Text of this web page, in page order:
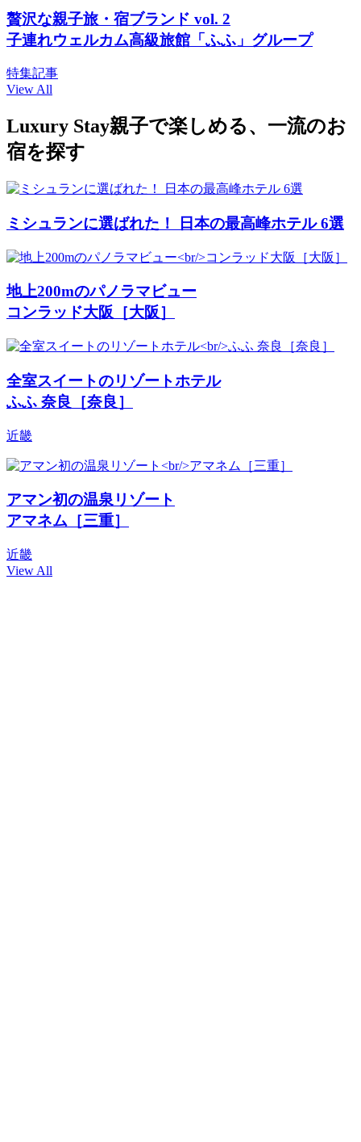
贅沢な親子旅・宿ブランド vol. 2
子連れウェルカム高級旅館「ふふ」グループ
特集記事
View All
Luxury Stay親子で楽しめる、一流のお
宿を探す
ミシュランに選ばれた！ 日本の最高峰ホテル 6選
地上200mのパノラマビュー
コンラッド大阪［大阪］
全室スイートのリゾートホテル
ふふ 奈良［奈良］
近畿
アマン初の温泉リゾート
アマネム［三重］
近畿
View All